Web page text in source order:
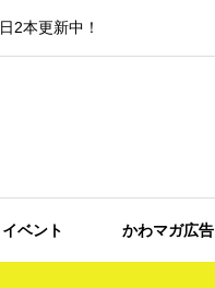
2本更新中！
イベント かわマガ広告